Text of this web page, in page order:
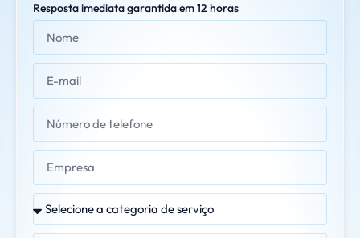
Resposta imediata garantida em 12 horas